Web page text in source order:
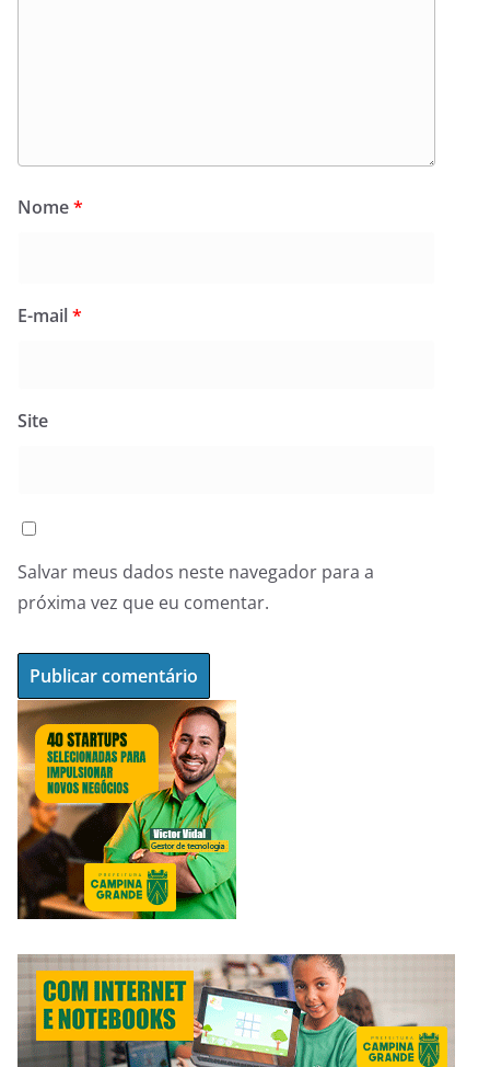
Nome*
E-mail*
Site
Salvar meus dados neste navegador para a
próxima vez que eu comentar.